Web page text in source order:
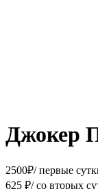
Джокер
2500₽/ первые
625 ₽/ со вторых